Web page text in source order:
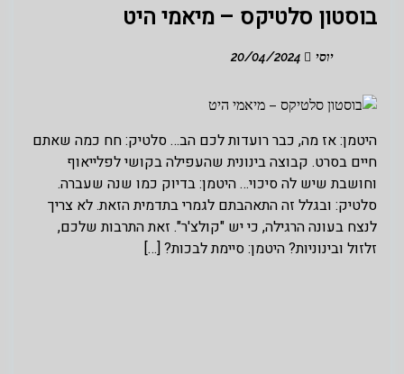
בוסטון סלטיקס – מיאמי היט
יוסי
היטמן: אז מה, כבר רועדות לכם הב… סלטיק: חח כמה שאתם
חיים בסרט. קבוצה בינונית שהעפילה בקושי לפלייאוף
וחושבת שיש לה סיכוי… היטמן: בדיוק כמו שנה שעברה.
סלטיק: ובגלל זה התאהבתם לגמרי בתדמית הזאת. לא צריך
לנצח בעונה הרגילה, כי יש "קולצ'ר". זאת התרבות שלכם,
זלזול ובינוניות? היטמן: סיימת לבכות? […]